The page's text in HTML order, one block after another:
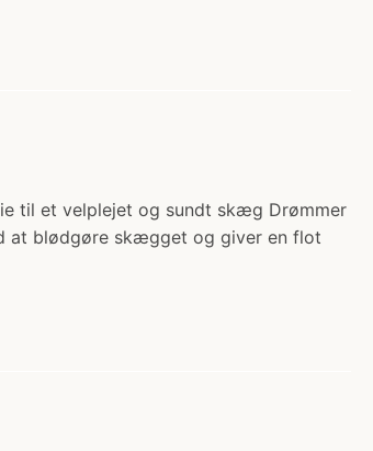
til et velplejet og sundt skæg Drømmer
at blødgøre skægget og giver en flot